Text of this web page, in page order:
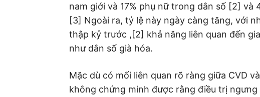
nam giới và 17% phụ nữ trong dân số [2] và
[3] Ngoài ra, tỷ lệ này ngày càng tăng, với
thập kỷ trước ,[2] khả năng liên quan đến
như dân số già hóa.
Mặc dù có mối liên quan rõ ràng giữa CVD
không chứng minh được rằng điều trị